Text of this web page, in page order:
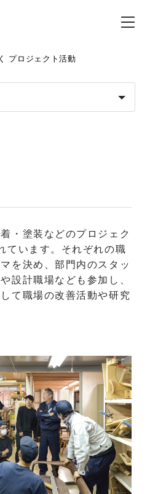
プロジェクト活動
・塗装などのプロジェク
ています。それぞれの職
を決め、部門内のスタッ
設計職場なども参加し、
て職場の改善活動や研究